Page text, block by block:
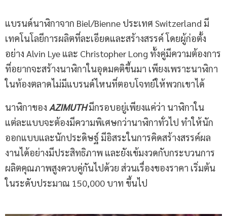
แบรนด์นาฬิกาจาก Biel/Bienne ประเทศ Switzerland มี
เทคโนโลยีการผลิตที่ละเอียดและสร้างสรรค์ โดยผู้ก่อตั้ง
อย่าง Alvin Lye และ Christopher Long ทั้งคู่มีความต้องการ
ที่อยากจะสร้างนาฬิกาในอุดมคติขึ้นมา เพียงเพราะนาฬิกา
ในท้องตลาดไม่มีแบรนด์ไหนที่ตอบโจทย์ให้พวกเขาได้
นาฬิกาของ AZIMUTHมีกรอบอยู่เพียงแค่ว่า นาฬิกาใน
แต่ละแบบจะต้องมีความพิเศษกว่านาฬิกาทั่วไป ทำให้นัก
ออกแบบและนักประดิษฐ์ มีอิสระในการคิดสร้างสรรค์ผล
งานได้อย่างมีประสิทธิภาพ และยังเข้มงวดกับกระบวนการ
ผลิตคุณภาพสูงควบคู่กันไปด้วย ส่วนเรื่องของราคา เริ่มต้น
ในระดับประมาณ 150,000 บาท ขึ้นไป